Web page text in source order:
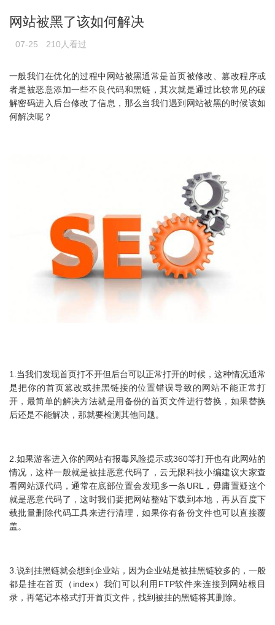
网站被黑了该如何解决
07-25 210人看过
一般我们在优化的过程中网站被黑通常是首页被修改、篡改程序或
者是被恶意添加一些不良代码和黑链，其次就是通过比较常见的破
解密码进入后台修改了信息，那么当我们遇到网站被黑的时候该如
何解决呢？
1.当我们发现首页打不开但后台可以正常打开的时候，这种情况通常
是把你的首页篡改或挂黑链接的位置错误导致的网站不能正常打
开，最简单的解决方法就是用备份的首页文件进行替换，如果替换
后还是不能解决，那就要检测其他问题。
2.如果游客进入你的网站有报毒风险提示或360等打开也有此网站的
情况，这样一般就是被挂恶意代码了，云无限科技小编建议大家查
看网站源代码，通常在底部位置会发现多一条URL，毋庸置疑这个
就是恶意代码了，这时我们要把网站整站下载到本地，再从百度下
载批量删除代码工具来进行清理，如果你有备份文件也可以直接覆
盖。
3.说到挂黑链就会想到企业站，因为企业站是被挂黑链较多的，一般
都是挂在首页（index）我们可以利用FTP软件来连接到网站根目
录，再笔记本格式打开首页文件，找到被挂的黑链将其删除。